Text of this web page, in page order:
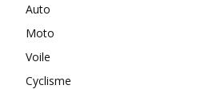
Auto
Moto
Voile
Cyclisme